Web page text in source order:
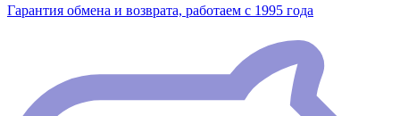
Гарантия обмена и возврата, работаем с 1995 года